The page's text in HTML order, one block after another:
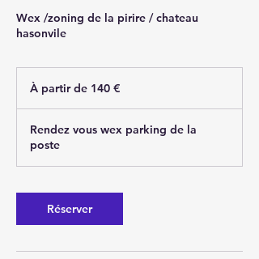
Wex /zoning de la pirire / chateau
hasonvile
partir
euros
À partir de 140 €
Rendez vous wex parking de la
poste
Réserver